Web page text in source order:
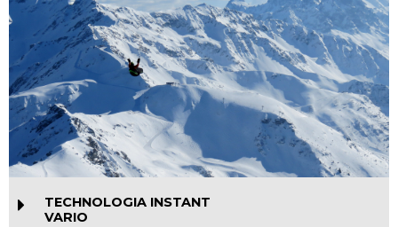
TECHNOLOGIA INSTANT
VARIO